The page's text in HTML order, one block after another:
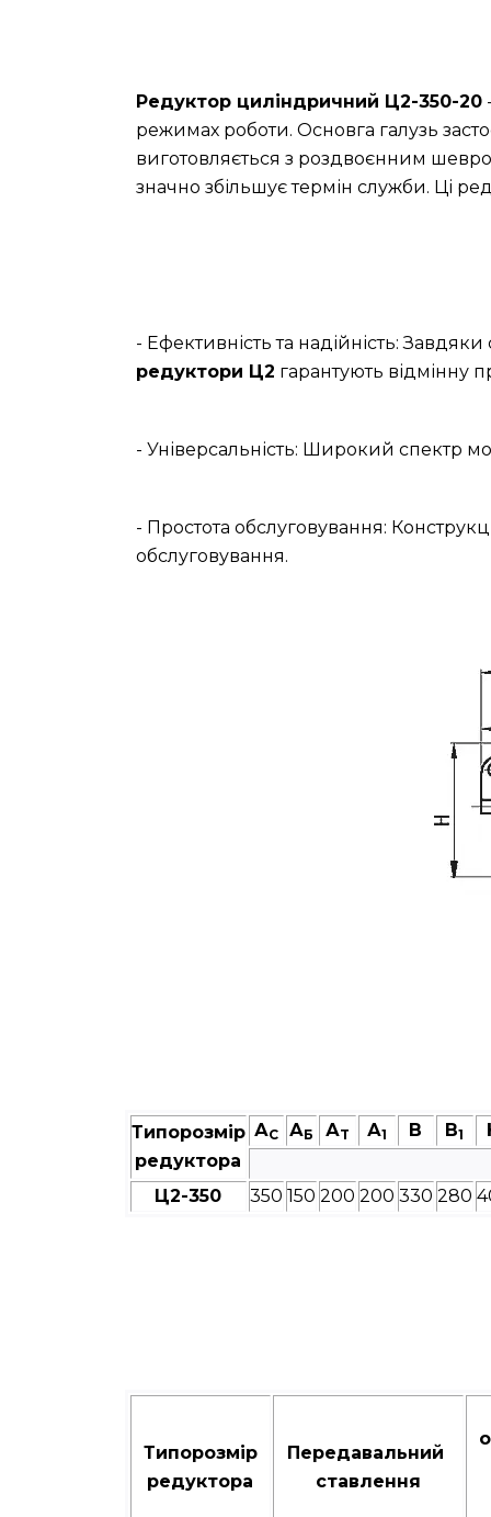
Редуктор циліндричний Ц2-350-20
режимах роботи. Основга галузь
виготовляється з роздвоєнним
значно збільшує термін служби. Ці
- Ефективність та надійність:
редуктори Ц2 гарантують відмінну
- Універсальність: Широкий спектр
- Простота обслуговування:
обслуговування.
Типорозмір
редуктора
АC АБ АT А1 В В1
Ц2-350 350 150 200 200 330 280
Типорозмір
редуктора
Передавальний
ставлення